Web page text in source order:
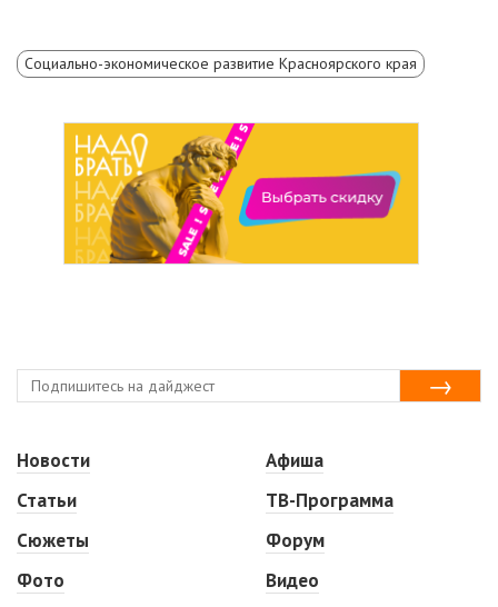
Социально-экономическое развитие Красноярского края
Новости
Статьи
Сюжеты
Фото
Афиша
ТВ-Программа
Форум
Видео